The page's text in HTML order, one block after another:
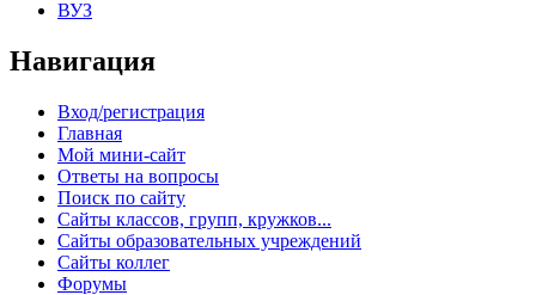
ВУЗ
Навигация
Вход/регистрация
Главная
Мой мини-сайт
Ответы на вопросы
Поиск по сайту
Сайты классов, групп, кружков...
Сайты образовательных учреждений
Сайты коллег
Форумы